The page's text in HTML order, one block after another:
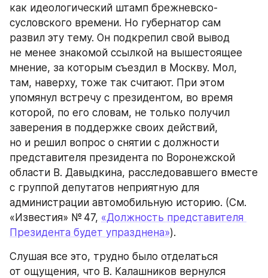
как идеологический штамп брежневско-
сусловского времени. Но губернатор сам
развил эту тему. Он подкрепил свой вывод
не менее знакомой ссылкой на вышестоящее
мнение, за которым съездил в Москву. Мол,
там, наверху, тоже так считают. При этом
упомянул встречу с президентом, во время
которой, по его словам, не только получил
заверения в поддержке своих действий,
но и решил вопрос о снятии с должности
представителя президента по Воронежской
области В. Давыдкина, расследовавшего вместе
с группой депутатов неприятную для
администрации автомобильную историю. (См.
«Известия» № 47, «Должность представителя
Президента будет упразднена»).
Слушая все это, трудно было отделаться
от ощущения, что В. Калашников вернулся